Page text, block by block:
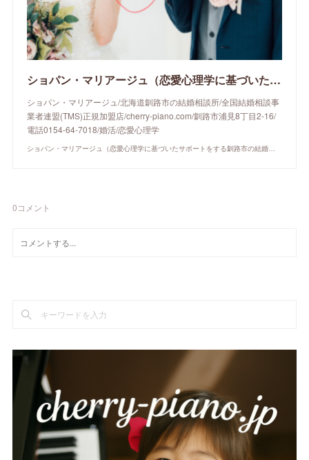
ショパン・マリアージュ（恋愛心理学に基づいたサポートをする釧路市の結婚相談所）/ 全国結婚相談事業者連盟正規加盟店 / cherry-piano.com
ショパン・マリアージュ/北海道釧路市の結婚相談所/全国結婚相談事
業者連盟(TMS)正規加盟店/cherry-piano.com/釧路市浦見8丁目2-16/
電話0154-64-7018/婚活/恋愛心理学
ショパン・マリアージュ（恋愛心理学に基づいたサポートをする釧路市の結婚相談所）/ 全国結婚相談事業者連盟正規加盟店 / cherry-piano.com
0コメント